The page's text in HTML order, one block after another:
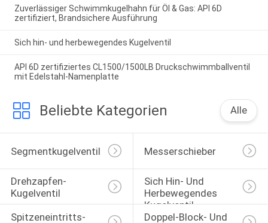
Zuverlässiger Schwimmkugelhahn für Öl & Gas: API 6D
zertifiziert, Brandsichere Ausführung
Sich hin- und herbewegendes Kugelventil
API 6D zertifiziertes CL1500/1500LB Druckschwimmballventil
mit Edelstahl-Namenplatte
Beliebte Kategorien Alle
Segmentkugelventil Messerschieber
Drehzapfen-
Kugelventil
Sich Hin- Und
Herbewegendes
Kugelventil
Spitzeneintritts-
Doppel-Block- Und